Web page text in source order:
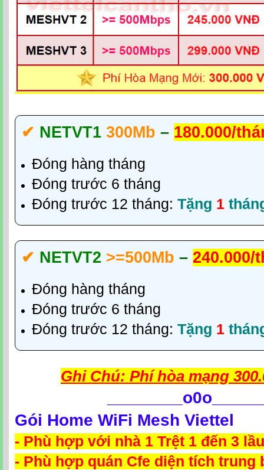
✔‎ NETVT1 300Mb – 180.000/
Đóng hàng tháng
Đóng trước 6 tháng
Đóng trước 12 tháng: Tặng 1
✔‎ NETVT2 >=500Mb – 240.000/
Đóng hàng tháng
Đóng trước 6 tháng
Đóng trước 12 tháng: Tặng 1
Ghi Chú: Phí hòa mạng
Gói Home WiFi Mesh Viettel
- Phù hợp với nhà 1 Trệt 1 đến 3 lầu
- Phù hợp quán Cfe diện tích trung